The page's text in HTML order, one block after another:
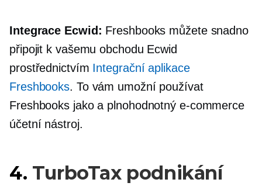
Integrace Ecwid: Freshbooks můžete snadno
připojit k vašemu obchodu Ecwid
prostřednictvím Integrační aplikace
Freshbooks. To vám umožní používat
Freshbooks jako a plnohodnotný e-commerce
účetní nástroj.
4. TurboTax podnikání